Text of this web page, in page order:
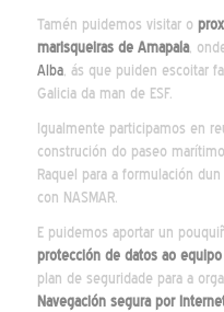
Tamén puidemos visitar o
marisqueiras de Amapala,
Alba, ás que puiden escoitar
Galicia da man de ESF.
Igualmente participamos en
construción do paseo
Raquel para a formulación
con NASMAR.
E puidemos aportar un
protección de datos ao equipo
plan de seguridade para a
Navegación segura por